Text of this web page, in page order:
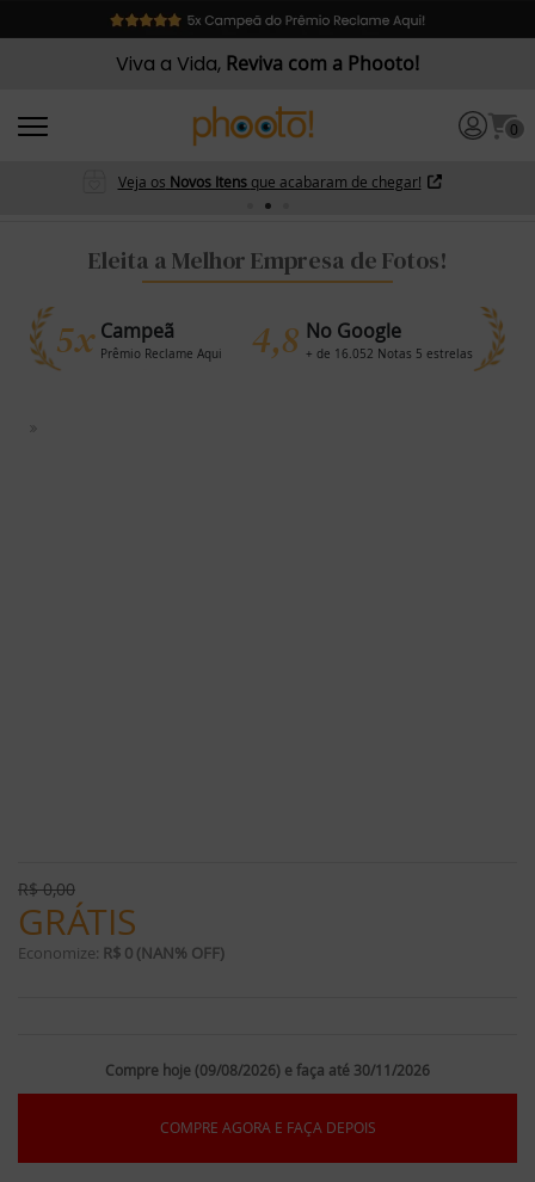
Viva a Vida, Reviva com a Phooto!
0
Veja os Novos Itens que acabaram de chegar!
Eleita a Melhor Empresa de Fotos!
5x Campeã
Prêmio Reclame Aqui 4,8 No Google
+ de 16.052 Notas 5 estrelas
R$0,00
GRÁTIS
Economize: R$ 0 (NAN% OFF)
Compre hoje (09/08/2026) e faça até 30/11/2026
COMPRE AGORA E FAÇA DEPOIS